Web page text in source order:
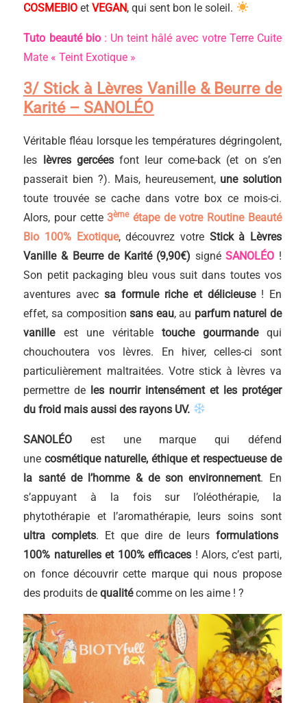
COSMEBIO etVEGAN, qui sent bon le soleil.
Tuto beauté bio: Un teint hâlé avec votre Terre Cuite
Mate « Teint Exotique »
3/ Stick à Lèvres Vanille & Beurre de
Karité – SANOLÉO
Véritable fléau lorsque les températures dégringolent,
les lèvres gercéesfont leur come-back (et on s’en
passerait bien ?). Mais, heureusement, une solution
toute trouvée se cache dans votre box ce mois-ci.
Alors, pour cette 3èmeétape de votre Routine Beauté
Bio 100% Exotique, découvrez votre Stick à Lèvres
Vanille & Beurre de Karité (9,90€) signéSANOLÉO !
Son petit packaging bleu vous suit dans toutes vos
aventures avecsa formule riche et délicieuse! En
effet, sa compositionsans eau, au parfum naturel de
vanilleest une véritable touche gourmandequi
chouchoutera vos lèvres. En hiver, celles-ci sont
particulièrement maltraitées. Votre stick à lèvres va
permettre de les nourrir intensément et les protéger
du froid mais aussi des rayons UV.
SANOLÉOest une marque qui défend
unecosmétique naturelle, éthique et respectueuse de
la santé de l’homme & de son environnement. En
s’appuyant à la fois sur l’oléothérapie, la
phytothérapie et l’aromathérapie, leurs soins sont
ultra complets. Et que dire de leurs formulations
100% naturelles et 100% efficaces ! Alors, c’est parti,
on fonce découvrir cette marque qui nous propose
des produits dequalitécomme on les aime ! ?